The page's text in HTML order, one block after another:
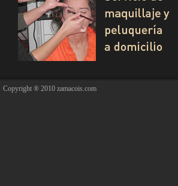
Copyright ® 2010 zamacois.com